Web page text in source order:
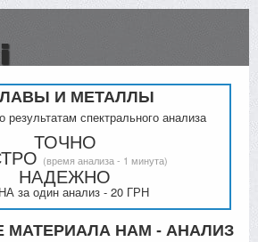
Контакты
Киев
300-5335
Кременчук
098-000-4879
И МЕТАЛЛЫ
результатам спектрального анализа
ТОЧНО
(время анализа - 1 минута)
НАДЕЖНО
за один анализ - 20 ГРН
МАТЕРИАЛА НАМ - АНАЛИЗ